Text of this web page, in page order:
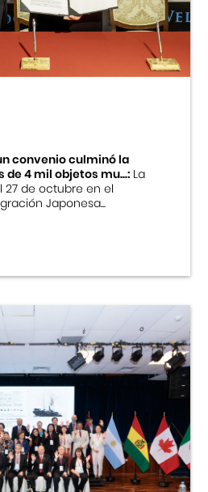
convenio culminó la
de 4 mil objetos mu...:La
27 de octubre en el
Japonesa...